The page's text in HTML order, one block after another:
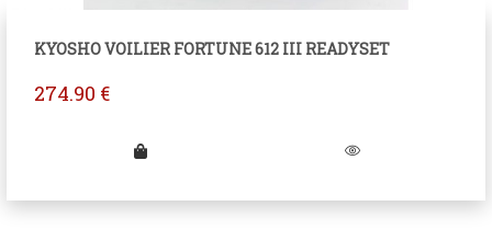
KYOSHO VOILIER FORTUNE 612 III READYSET
274.90 €